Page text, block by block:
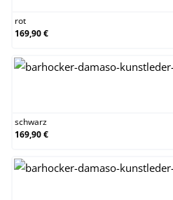
rot
169,90 €
schwarz
169,90 €